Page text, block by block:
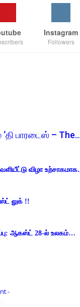
Instagram
Followers
‘தி பாரடைஸ் –
விழா
லுக் !!
ஆகஸ்ட் 28-ல் உலகம்…
-